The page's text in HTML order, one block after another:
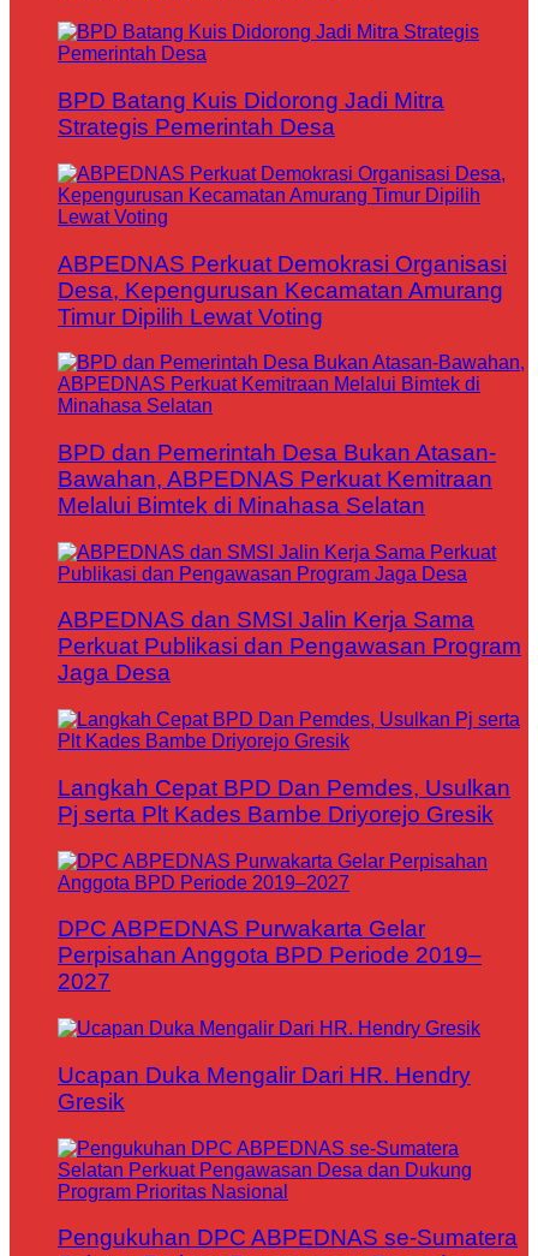
BPD Batang Kuis Didorong Jadi Mitra
Strategis Pemerintah Desa
ABPEDNAS Perkuat Demokrasi Organisasi
Desa, Kepengurusan Kecamatan Amurang
Timur Dipilih Lewat Voting
BPD dan Pemerintah Desa Bukan Atasan-
Bawahan, ABPEDNAS Perkuat Kemitraan
Melalui Bimtek di Minahasa Selatan
ABPEDNAS dan SMSI Jalin Kerja Sama
Perkuat Publikasi dan Pengawasan Program
Jaga Desa
Langkah Cepat BPD Dan Pemdes, Usulkan
Pj serta Plt Kades Bambe Driyorejo Gresik
DPC ABPEDNAS Purwakarta Gelar
Perpisahan Anggota BPD Periode 2019–
2027
Ucapan Duka Mengalir Dari HR. Hendry
Gresik
Pengukuhan DPC ABPEDNAS se-Sumatera